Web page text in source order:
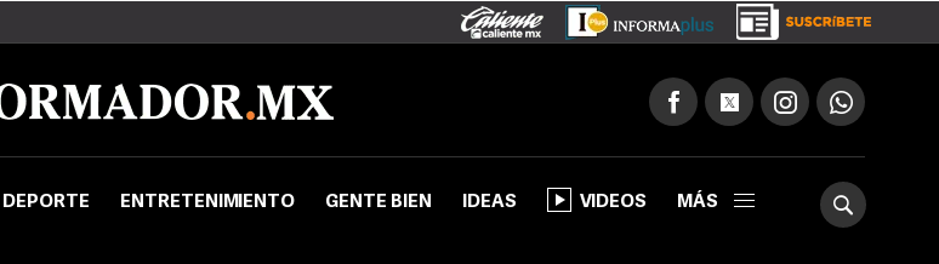
DEPORTE ENTRETENIMIENTO GENTE BIEN IDEAS VIDEOS MÁS